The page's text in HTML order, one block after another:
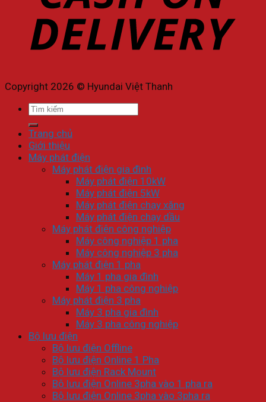
Copyright 2026 © Hyundai Việt Thanh
Tìm
kiếm:
Trang chủ
Giới thiệu
Máy phát điện
Máy phát điện gia đình
Máy phát điện 10kW
Máy phát điện 5kW
Máy phát điện chạy xăng
Máy phát điện chạy dầu
Máy phát điện công nghiệp
Máy công nghiệp 1 pha
Máy công nghiệp 3 pha
Máy phát điện 1 pha
Máy 1 pha gia đình
Máy 1 pha công nghiệp
Máy phát điện 3 pha
Máy 3 pha gia đình
Máy 3 pha công nghiệp
Bộ lưu điện
Bộ lưu điện Offline
Bộ lưu điện Online 1 Pha
Bộ lưu điện Rack Mount
Bộ lưu điện Online 3pha vào 1 pha ra
Bộ lưu điện Online 3pha vào 3pha ra